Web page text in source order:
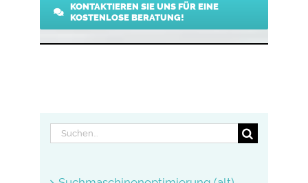
KONTAKTIEREN SIE UNS FÜR EINE
KOSTENLOSE BERATUNG!
Suche
nach: